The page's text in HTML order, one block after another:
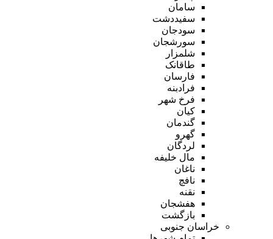
سامان
سفیددشت
سودجان
سورشجان
شلمزار
طاقانک
فارسان
فرادبنه
فرخ شهر
کیان
گندمان
گهرو
لردگان
مال خلیفه
ناغان
نافچ
نقنه
هفشجان
بازگشت
خراسان جنوبی